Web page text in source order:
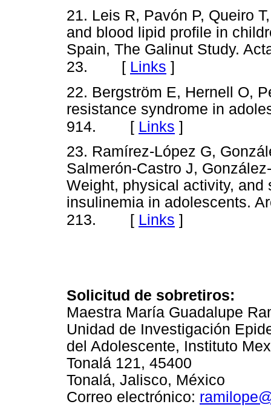
21. Leis R, Pavón P, Queiro
and blood lipid profile in
Spain, The Galinut Study.
23. [ Links ]
22. Bergström E, Hernell O,
resistance syndrome in
914. [ Links ]
23. Ramírez-López G,
Salmerón-Castro J,
Weight, physical activity,
insulinemia in adolescents.
213. [ Links ]
Solicitud de sobretiros:
Maestra María Guadalupe
Unidad de Investigación
del Adolescente, Instituto
Tonalá 121, 45400
Tonalá, Jalisco, México
Correo electrónico: